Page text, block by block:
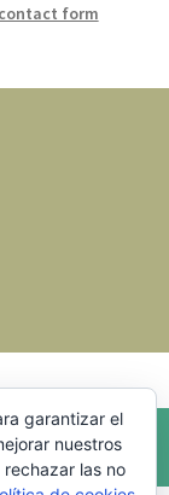
contact form
garantizar el
nuestros
las no